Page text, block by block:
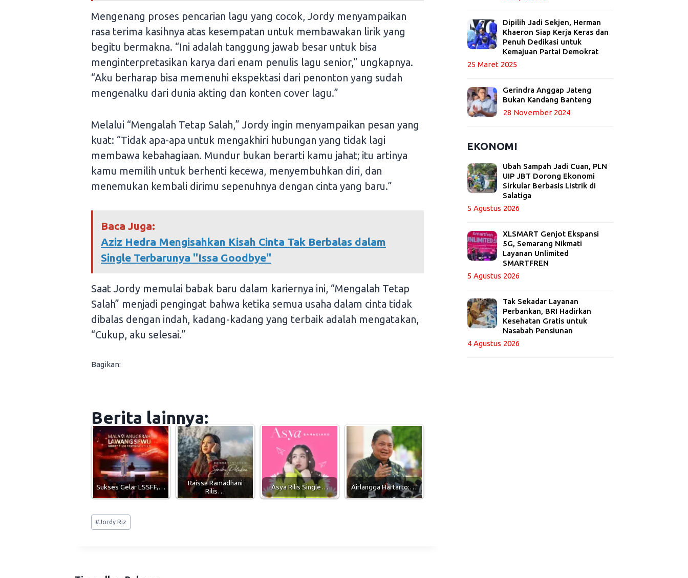
Mengenang proses pencarian lagu yang cocok, Jordy menyampaikan
rasa terima kasihnya atas kesempatan untuk membawakan lirik yang
begitu bermakna. “Ini adalah tanggung jawab besar untuk bisa
menginterpretasikan karya dari enam penulis lagu senior,” ungkapnya.
“Aku berharap bisa memenuhi ekspektasi dari penonton yang sudah
mengenalku dari dunia akting dan konten cover lagu.”
Melalui “Mengalah Tetap Salah,” Jordy ingin menyampaikan pesan yang
kuat: “Tidak apa-apa untuk mengakhiri hubungan yang tidak lagi
membawa kebahagiaan. Mundur bukan berarti kamu jahat; itu artinya
kamu memilih untuk berhenti kecewa, menyembuhkan diri, dan
menemukan kembali dirimu sepenuhnya dengan cinta yang baru.”
Baca Juga:
Aziz Hedra Mengisahkan Kisah Cinta Tak Berbalas dalam
Single Terbarunya "Issa Goodbye"
Saat Jordy memulai babak baru dalam kariernya ini, “Mengalah Tetap
Salah” menjadi pengingat bahwa ketika semua usaha dalam cinta tidak
dibalas dengan indah, kadang-kadang yang terbaik adalah mengatakan,
“Cukup, aku selesai.”
Bagikan:
Berita lainnya:
Sukses Gelar LSSFF,…
Raissa Ramadhani
Rilis…
Asya Rilis Single… Airlangga Hartarto:…
Post
Tags:
#Jordy Riz
Dipilih Jadi Sekjen, Herman
Khaeron Siap Kerja Keras dan
Penuh Dedikasi untuk
Kemajuan Partai Demokrat
25 Maret 2025
Gerindra Anggap Jateng
Bukan Kandang Banteng
28 November 2024
EKONOMI
Ubah Sampah Jadi Cuan, PLN
UIP JBT Dorong Ekonomi
Sirkular Berbasis Listrik di
Salatiga
5 Agustus 2026
XLSMART Genjot Ekspansi
5G, Semarang Nikmati
Layanan Unlimited
SMARTFREN
5 Agustus 2026
Tak Sekadar Layanan
Perbankan, BRI Hadirkan
Kesehatan Gratis untuk
Nasabah Pensiunan
4 Agustus 2026